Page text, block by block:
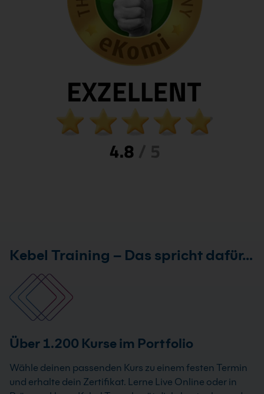
Kebel Training – Das spricht dafür…
Über 1.200 Kurse im Portfolio
Wähle deinen passenden Kurs zu einem festen Termin
und erhalte dein Zertifikat. Lerne Live Online oder in